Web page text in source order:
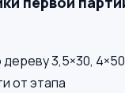
3,5×30,
от этапа